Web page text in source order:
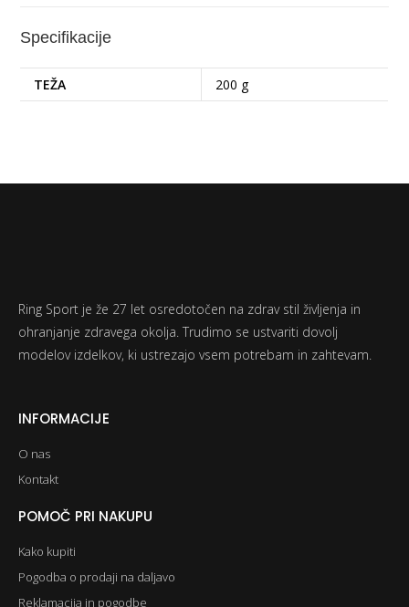
Specifikacije
TEŽA 200 g
Ring Sport je že 27 let osredotočen na zdrav stil življenja in
ohranjanje zdravega okolja. Trudimo se ustvariti dovolj
modelov izdelkov, ki ustrezajo vsem potrebam in zahtevam.
INFORMACIJE
O nas
Kontakt
POMOČ PRI NAKUPU
Kako kupiti
Pogodba o prodaji na daljavo
Reklamacija in pogodbe